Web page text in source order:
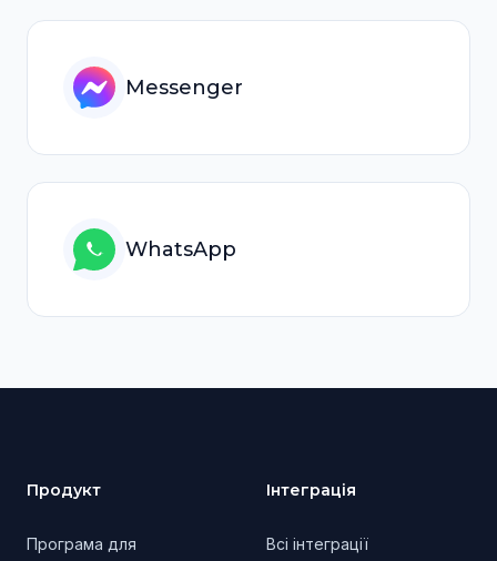
Messenger
WhatsApp
Продукт
Програма для
Інтеграція
Всі інтеграції